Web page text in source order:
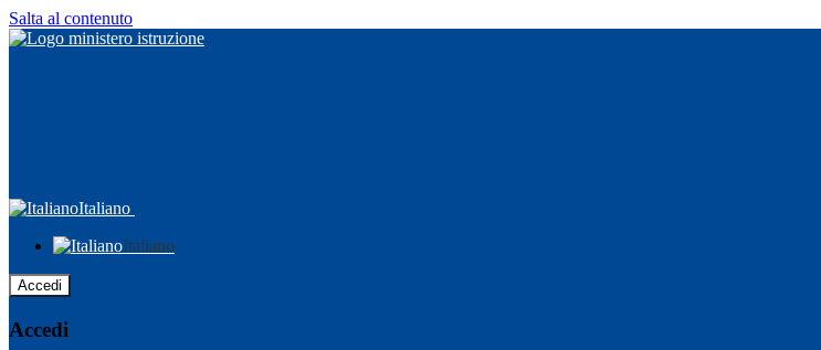
Salta al contenuto
Italiano
Italiano
Accedi
Accedi